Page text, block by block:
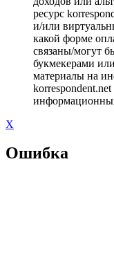
ресурс
и/или
какой форме
связаны/могут
букмекерами
материалы на
X
Ошибка